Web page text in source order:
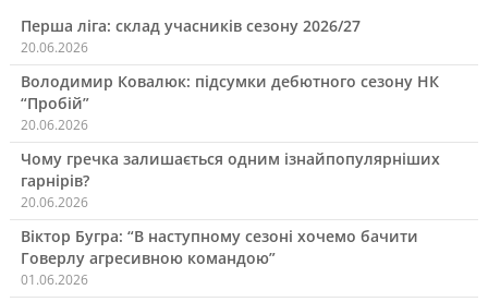
Перша ліга: склад учасників сезону 2026/27
20.06.2026
Володимир Ковалюк: підсумки дебютного сезону НК
“Пробій”
20.06.2026
Чому гречка залишається одним ізнайпопулярніших
гарнірів?
20.06.2026
Віктор Бугра: “В наступному сезоні хочемо бачити
Говерлу агресивною командою”
01.06.2026